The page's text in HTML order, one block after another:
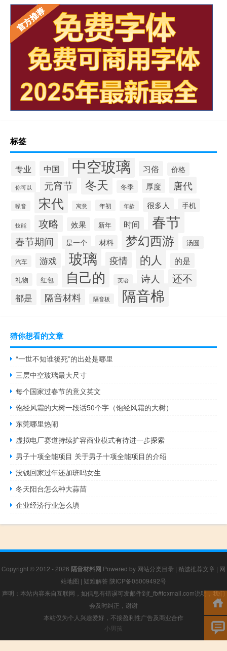
标签
专业 中国 中空玻璃 习俗 价格
你可以 元宵节 冬天 冬季 厚度 唐代
噪音 宋代 寓意 年初 年龄 很多人 手机
技能 攻略 效果 新年 时间 春节
春节期间 是一个 材料 梦幻西游 汤圆
汽车 游戏 玻璃 疫情 的人 的是
礼物 红包 自己的 英语 诗人 还不
都是 隔音材料 隔音板 隔音棉
猜你想看的文章
“一世不知谁後死”的出处是哪里
三层中空玻璃最大尺寸
每个国家过春节的意义英文
饱经风霜的大树一段话50个字（饱经风霜的大树）
东莞哪里热闹
虚拟电厂赛道持续扩容商业模式有待进一步探索
男子十项全能项目 关于男子十项全能项目的介绍
没钱回家过年还加班吗女生
冬天阳台怎么种大蒜苗
企业经济行业怎么填
Copyright © 2012 - 2026 隔音材料网 Powered by 网站分类目录 | 精选推荐文章 | 网
站地图 | 疑难解答 陕ICP备05009492号
声明：本站内容来自互联网，如信息有错误可发邮件到f_fb#foxmail.com说明，我们
会及时纠正，谢谢
本站仅为个人兴趣爱好，不接盈利性广告及商业合作
小男孩